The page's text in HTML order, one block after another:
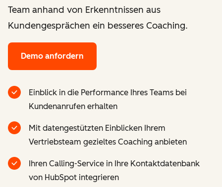
Team anhand von Erkenntnissen aus
Kundengesprächen ein besseres Coaching.
Demo anfordern
Einblick in die Performance Ihres Teams bei
Kundenanrufen erhalten
Mit datengestützten Einblicken Ihrem
Vertriebsteam gezieltes Coaching anbieten
Ihren Calling-Service in Ihre Kontaktdatenbank
von HubSpot integrieren